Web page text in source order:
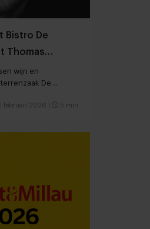
Bistro De
Thomas
wijn en
De
februari 2026 5 min